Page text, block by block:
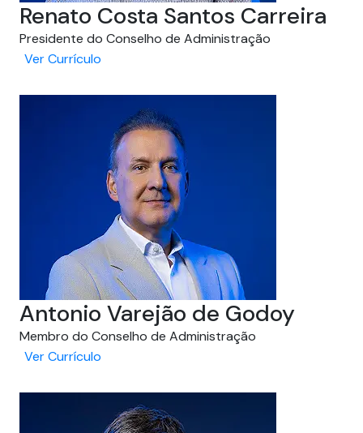
​Renato Costa Santos Carreira
Presidente do Conselho de Administração
Ver Currículo
Antonio Varejão de Godoy
Membro do Conselho de Administração
Ver Currículo